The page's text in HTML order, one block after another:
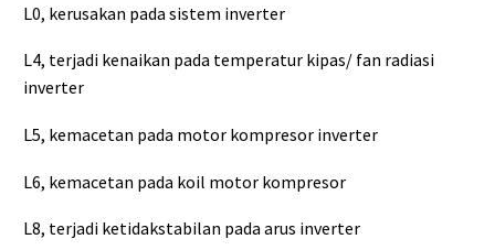
L0, kerusakan pada sistem inverter
L4, terjadi kenaikan pada temperatur kipas/ fan radiasi
inverter
L5, kemacetan pada motor kompresor inverter
L6, kemacetan pada koil motor kompresor
L8, terjadi ketidakstabilan pada arus inverter